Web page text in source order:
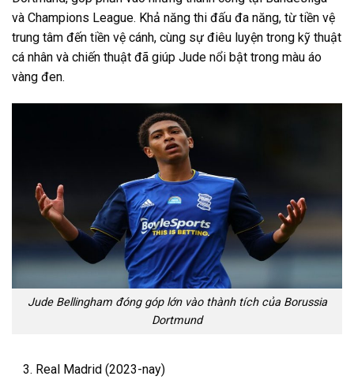
và Champions League. Khả năng thi đấu đa năng, từ tiền vệ
trung tâm đến tiền vệ cánh, cùng sự điêu luyện trong kỹ thuật
cá nhân và chiến thuật đã giúp Jude nổi bật trong màu áo
vàng đen.
Jude Bellingham đóng góp lớn vào thành tích của Borussia
Dortmund
Real Madrid (2023-nay)